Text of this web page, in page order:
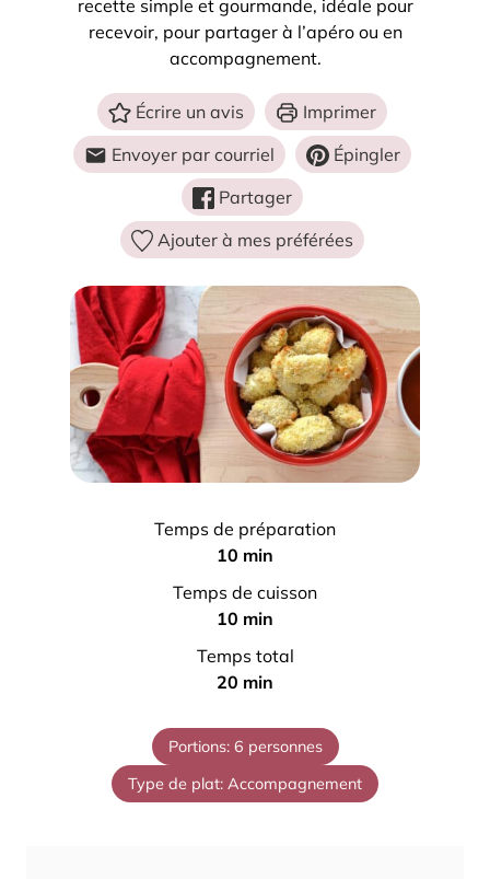
recette simple et gourmande, idéale pour
recevoir, pour partager à l’apéro ou en
accompagnement.
Écrire un avis
Imprimer
Envoyer par courriel
Épingler
Partager
Ajouter à mes préférées
Temps de préparation
10 m
i
n
t
e
min
Temps de cuisson
10 m
n
t
e
s
min
Temps total
20 m
n
t
min
Portions: 6 personnes
Type de plat: Accompagnement